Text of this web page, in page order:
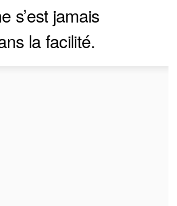
s’est jamais
la facilité.